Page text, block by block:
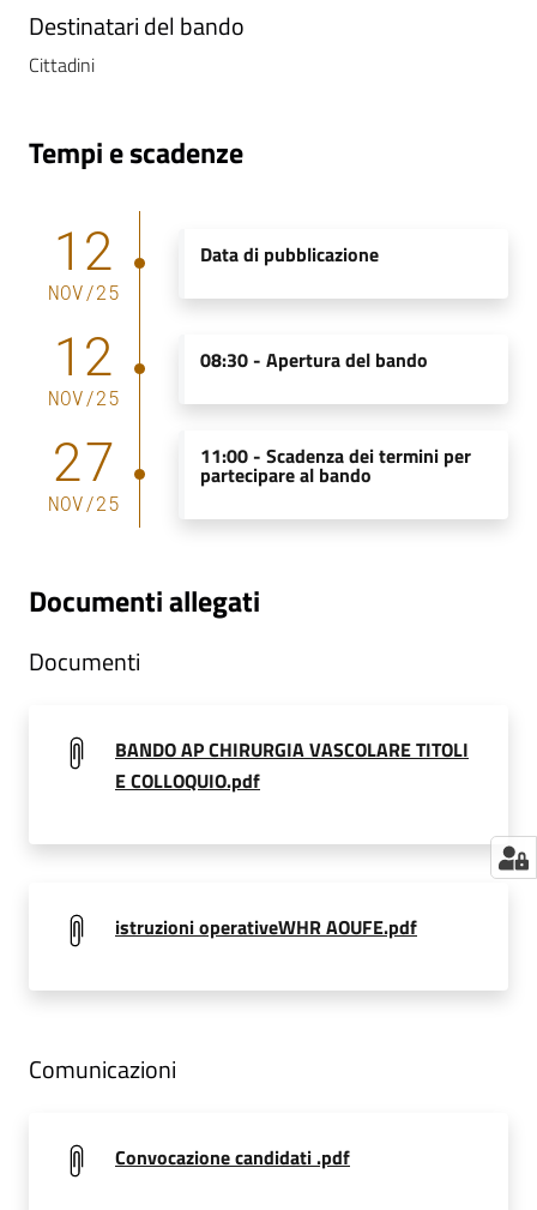
m
n
p
r
e
Seguici
Destinatari del bando
Cittadini
Tempi e scadenze
12
NOV/25
Data di pubblicazione
12
NOV/25
08:30 - Apertura del bando
27
NOV/25
11:00 - Scadenza dei termini per
partecipare al bando
Documenti allegati
Documenti
BANDO AP CHIRURGIA VASCOLARE TITOLI
E COLLOQUIO.pdf
istruzioni operativeWHR AOUFE.pdf
Comunicazioni
Convocazione candidati .pdf